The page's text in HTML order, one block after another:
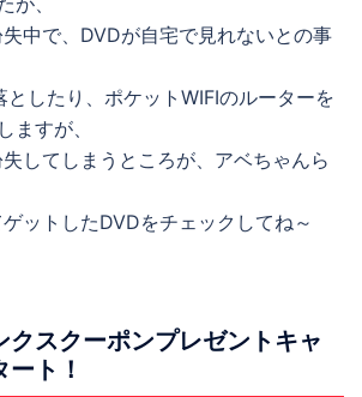
中で、DVDが自宅で見れないとの事
したり、ポケットWIFIのルーターを
ますが、
してしまうところが、アベちゃんら
ットしたDVDをチェックしてね～
クスクーポンプレゼントキャ
ト！